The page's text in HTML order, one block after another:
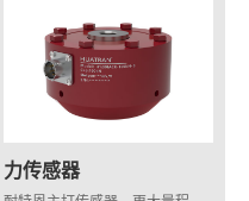
力传感器